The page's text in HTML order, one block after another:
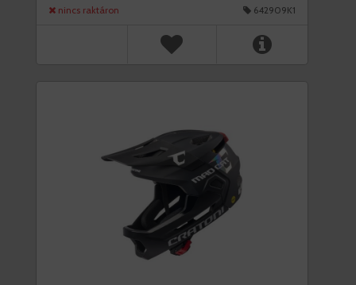
nincs raktáron 642909K1